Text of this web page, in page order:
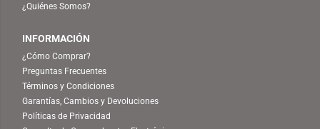
¿Quiénes Somos?
INFORMACIÓN
¿Cómo Comprar?
Preguntas Frecuentes
Términos y Condiciones
Garantías, Cambios y Devoluciones
Políticas de Privacidad